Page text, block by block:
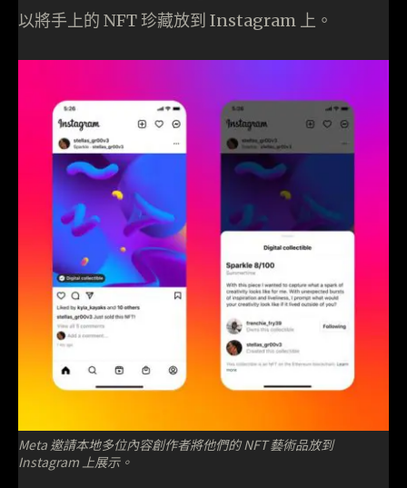
以將手上的 NFT 珍藏放到 Instagram 上。
Meta 邀請本地多位內容創作者將他們的 NFT 藝術品放到
Instagram 上展示。